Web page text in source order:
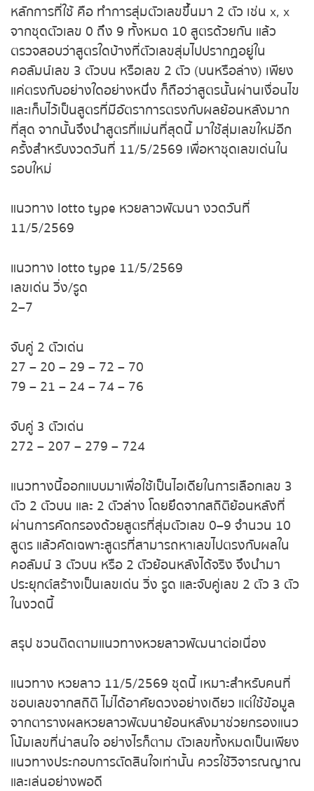
หวยหุ้นไทย เย็น
หวยหุ้นเกาหลี
หวยหุ้นนิเคอิ เช้า
หวยหุ้นนิเคอิ บ่าย
หวยหุ้นฮั่งเส็ง เช้า
หวยหุ้นฮั่งเส็ง บ่าย
หวยหุ้นจีน บ่าย
หวยหุ้นสิงคโปร์
หวยหุ้นเยอรมัน
หวยหุ้นอังกฤษ
หวยหุ้นรัสเซีย
หวยหุ้นอินเดีย
หวยหุ้นดาวโจนส์
MK Sports
หลักการที่ใช้ คือ ทำการสุ่มตัวเลขขึ้นมา 2 ตัว เช่น x, x
จากชุดตัวเลข 0 ถึง 9 ทั้งหมด 10 สูตรด้วยกัน แล้ว
ตรวจสอบว่าสูตรใดบ้างที่ตัวเลขสุ่มไปปรากฏอยู่ใน
คอลัมน์เลข 3 ตัวบน หรือเลข 2 ตัว (บนหรือล่าง) เพียง
แค่ตรงกับอย่างใดอย่างหนึ่ง ก็ถือว่าสูตรนั้นผ่านเงื่อนไข
และเก็บไว้เป็นสูตรที่มีอัตราการตรงกับผลย้อนหลังมาก
ที่สุด จากนั้นจึงนำสูตรที่แม่นที่สุดนี้ มาใช้สุ่มเลขใหม่อีก
ครั้งสำหรับงวดวันที่ 11/5/2569 เพื่อหาชุดเลขเด่นใน
รอบใหม่
แนวทาง lotto type หวยลาวพัฒนา งวดวันที่
11/5/2569
แนวทาง lotto type 11/5/2569
เลขเด่น วิ่ง/รูด
2–7
จับคู่ 2 ตัวเด่น
27 – 20 – 29 – 72 – 70
79 – 21 – 24 – 74 – 76
จับคู่ 3 ตัวเด่น
272 – 207 – 279 – 724
แนวทางนี้ออกแบบมาเพื่อใช้เป็นไอเดียในการเลือกเลข 3
ตัว 2 ตัวบน และ 2 ตัวล่าง โดยยึดจากสถิติย้อนหลังที่
ผ่านการคัดกรองด้วยสูตรที่สุ่มตัวเลข 0–9 จำนวน 10
สูตร แล้วคัดเฉพาะสูตรที่สามารถหาเลขไปตรงกับผลใน
คอลัมน์ 3 ตัวบน หรือ 2 ตัวย้อนหลังได้จริง จึงนำมา
ประยุกต์สร้างเป็นเลขเด่น วิ่ง รูด และจับคู่เลข 2 ตัว 3 ตัว
ในงวดนี้
สรุป ชวนติดตามแนวทางหวยลาวพัฒนาต่อเนื่อง
แนวทาง หวยลาว 11/5/2569 ชุดนี้ เหมาะสำหรับคนที่
ชอบเลขจากสถิติ ไม่ได้อาศัยดวงอย่างเดียว แต่ใช้ข้อมูล
จากตารางผลหวยลาวพัฒนาย้อนหลังมาช่วยกรองแนว
โน้มเลขที่น่าสนใจ อย่างไรก็ตาม ตัวเลขทั้งหมดเป็นเพียง
แนวทางประกอบการตัดสินใจเท่านั้น ควรใช้วิจารณญาณ
และเล่นอย่างพอดี